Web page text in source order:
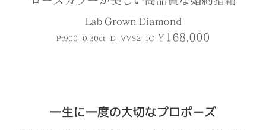
一生に一度の大切なプロポーズ